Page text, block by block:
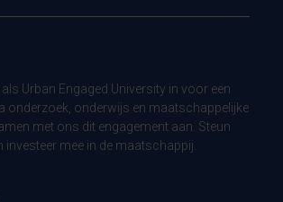
als Urban Engaged University in voor een
onderzoek, onderwijs en maatschappelijke
met ons dit engagement aan. Steun
investeer mee in de maatschappij.